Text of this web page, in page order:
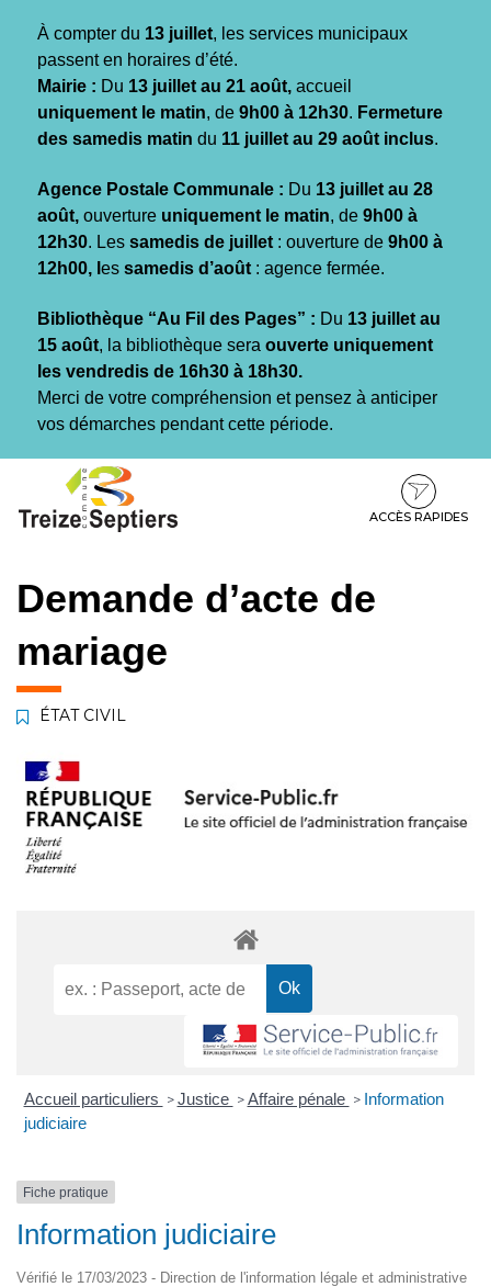
À compter du 13 juillet, les services municipaux
passent en horaires d’été.
Mairie : Du 13 juillet au 21 août, accueil
uniquement le matin, de 9h00 à 12h30. Fermeture
des samedis matin du 11 juillet au 29 août inclus.
Agence Postale Communale : Du 13 juillet au 28
août, ouverture uniquement le matin, de 9h00 à
12h30. Les samedis de juillet : ouverture de 9h00 à
12h00, l es samedis d’août : agence fermée.
Bibliothèque “Au Fil des Pages” : Du 13 juillet au
15 août, la bibliothèque sera ouverte uniquement
les vendredis de 16h30 à 18h30.
Merci de votre compréhension et pensez à anticiper
vos démarches pendant cette période.
contenu
pied
ACCÈS RAPIDES
Demande d’acte de
mariage
ÉTAT CIVIL
Accueil particuliers > Justice > Affaire pénale > Information
judiciaire
Fiche pratique
Information judiciaire
Vérifié le 17/03/2023 - Direction de l'information légale et administrative